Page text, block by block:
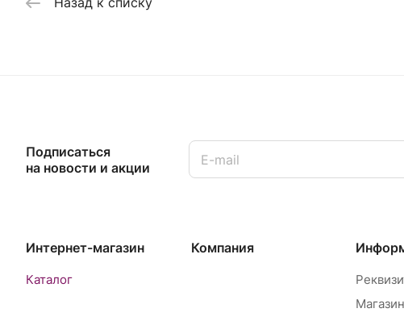
Подписаться
на новости и акции
Интернет-магазин
Каталог
Компания